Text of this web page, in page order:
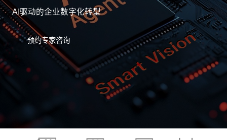
AI驱动的企业数字化转型
预约专家咨询